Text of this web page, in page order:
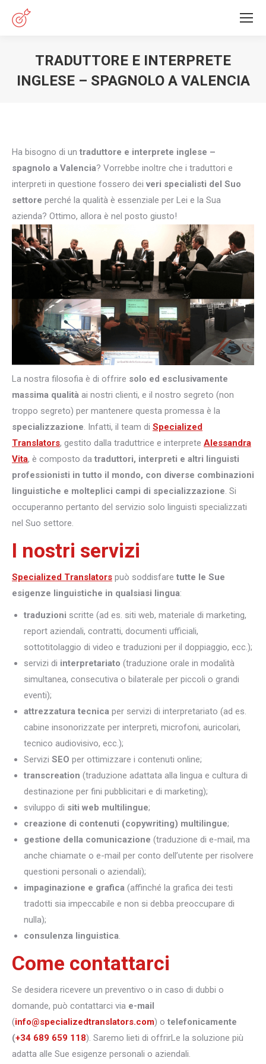
TRADUTTORE E INTERPRETE
INGLESE – SPAGNOLO A VALENCIA
Ha bisogno di un traduttore e interprete inglese –
spagnolo a Valencia? Vorrebbe inoltre che i traduttori e
interpreti in questione fossero dei veri specialisti del Suo
settore perché la qualità è essenziale per Lei e la Sua
azienda? Ottimo, allora è nel posto giusto!
La nostra filosofia è di offrire solo ed esclusivamente
massima qualità ai nostri clienti, e il nostro segreto (non
troppo segreto) per mantenere questa promessa è la
specializzazione. Infatti, il team di Specialized
Translators, gestito dalla traduttrice e interprete Alessandra
Vita, è composto da traduttori, interpreti e altri linguisti
professionisti in tutto il mondo, con diverse combinazioni
linguistiche e molteplici campi di specializzazione. Si
occuperanno pertanto del servizio solo linguisti specializzati
nel Suo settore.
I nostri servizi
Specialized Translators può soddisfare tutte le Sue
esigenze linguistiche in qualsiasi lingua:
traduzioni scritte (ad es. siti web, materiale di marketing,
report aziendali, contratti, documenti ufficiali,
sottotitolaggio di video e traduzioni per il doppiaggio, ecc.);
servizi di interpretariato (traduzione orale in modalità
simultanea, consecutiva o bilaterale per piccoli o grandi
eventi);
attrezzatura tecnica per servizi di interpretariato (ad es.
cabine insonorizzate per interpreti, microfoni, auricolari,
tecnico audiovisivo, ecc.);
Servizi SEO per ottimizzare i contenuti online;
transcreation (traduzione adattata alla lingua e cultura di
destinazione per fini pubblicitari e di marketing);
sviluppo di siti web multilingue;
creazione di contenuti (copywriting) multilingue;
gestione della comunicazione (traduzione di e-mail, ma
anche chiamate o e-mail per conto dell’utente per risolvere
questioni personali o aziendali);
impaginazione e grafica (affinché la grafica dei testi
tradotti sia impeccabile e non si debba preoccupare di
nulla);
consulenza linguistica.
Come contattarci
Se desidera ricevere un preventivo o in caso di dubbi o
domande, può contattarci via e-mail
(info@specializedtranslators.com) o telefonicamente
(+34 689 659 118). Saremo lieti di offrirLe la soluzione più
adatta alle Sue esigenze personali o aziendali.